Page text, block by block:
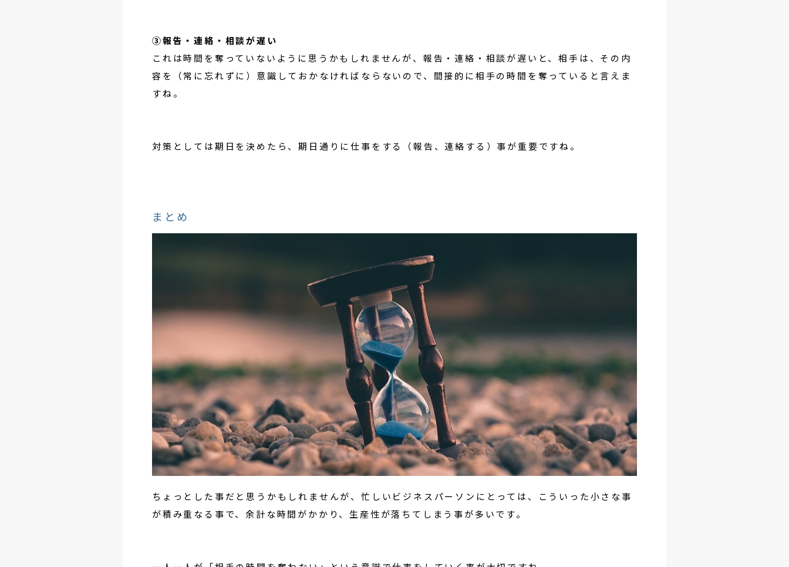
③報告・連絡・相談が遅い
これは時間を奪っていないように思うかもしれませんが、報告・連絡・相談が遅いと、相手は、その内
容を（常に忘れずに）意識しておかなければならないので、間接的に相手の時間を奪っていると言えま
すね。
対策としては期日を決めたら、期日通りに仕事をする（報告、連絡する）事が重要ですね。
まとめ
ちょっとした事だと思うかもしれませんが、忙しいビジネスパーソンにとっては、こういった小さな事
が積み重なる事で、余計な時間がかかり、生産性が落ちてしまう事が多いです。